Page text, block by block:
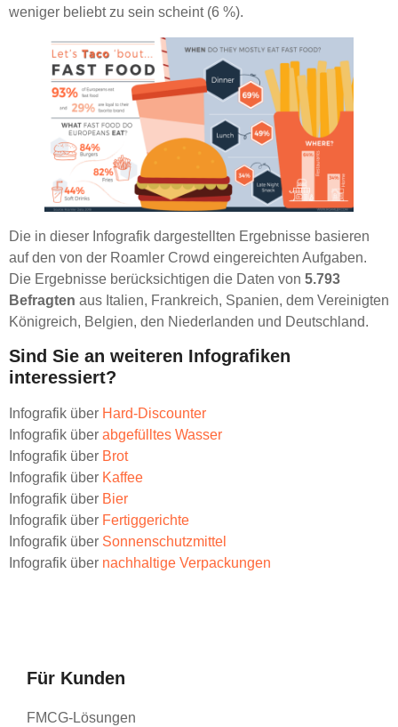
weniger beliebt zu sein scheint (6 %).
Die in dieser Infografik dargestellten Ergebnisse basieren
auf den von der Roamler Crowd eingereichten Aufgaben.
Die Ergebnisse berücksichtigen die Daten von 5.793
Befragten aus Italien, Frankreich, Spanien, dem Vereinigten
Königreich, Belgien, den Niederlanden und Deutschland.
Sind Sie an weiteren Infografiken
interessiert?
Infografik über Hard-Discounter
Infografik über abgefülltes Wasser
Infografik über Brot
Infografik über Kaffee
Infografik über Bier
Infografik über Fertiggerichte
Infografik über Sonnenschutzmittel
Infografik über nachhaltige Verpackungen
Für Kunden
FMCG-Lösungen